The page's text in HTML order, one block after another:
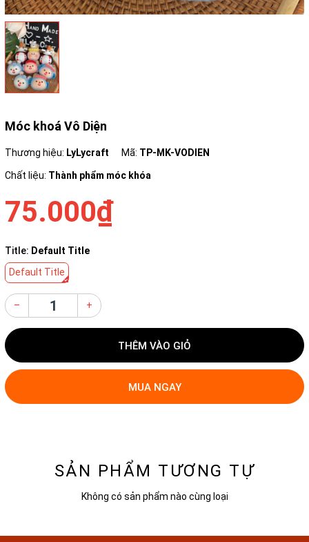
Móc khoá Vô Diện
Thương hiệu: LyLycraft Mã: TP-MK-VODIEN
Chất liệu: Thành phẩm móc khóa
75.000₫
Title: Default Title
Default Title
– +
THÊM VÀO GIỎ
MUA NGAY
SẢN PHẨM TƯƠNG TỰ
Không có sản phẩm nào cùng loại